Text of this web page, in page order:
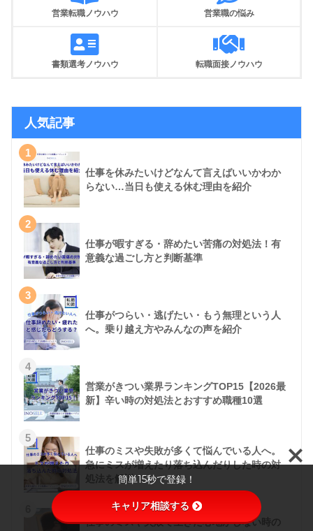
営業転職ノウハウ 営業職の悩み
書類選考ノウハウ 転職面接ノウハウ
人気記事
1
仕事を休みたいけどなんて言えばいいかわか
らない…当日も使える休む理由を紹介
2
仕事が暇すぎる・辞めたい苦痛の対処法！有
意義な過ごし方と判断基準
3
仕事がつらい・逃げたい・もう無理という人
へ。乗り越え方やみんなの声を紹介
4
営業がきつい業界ランキングTOP15【2026最
新】辛い時の対処法とおすすめ職種10選
5
仕事のミスや失敗が多くて悩んでいる人へ。
急にミスが増えたり落ち込んだりした時の対
処法を解説
仕事のミスや失敗で生きた心地がしない時の
簡単15秒で登録！
キャリア相談する